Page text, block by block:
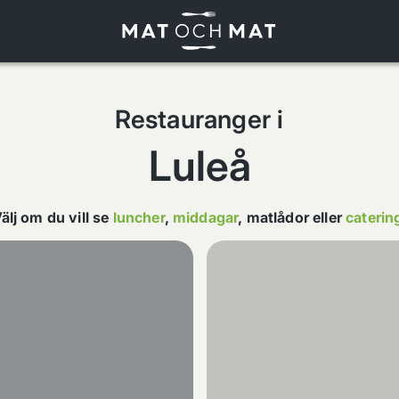
Restauranger i
Luleå
om du vill se luncher, middagar, matlådoreller